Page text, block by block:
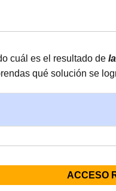
cuál es el resultado de
qué solución se
ACCESO